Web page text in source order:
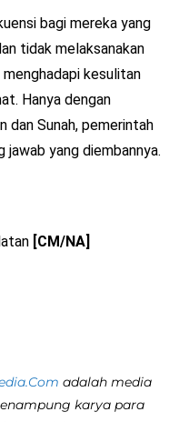
bagi mereka yang
tidak melaksanakan
kesulitan
Hanya dengan
dan Sunah, pemerintah
jawab yang diembannya.
[CM/NA]
adalah media
karya para